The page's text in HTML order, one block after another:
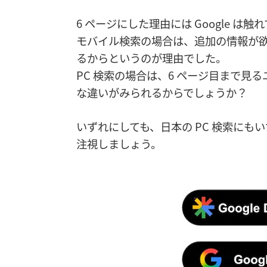
6 ページにした理由には Google は触
モバイル検索の場合は、追加の情報が
るからというのが理由でした。
PC 検索の場合は、6 ページ目まで見
な違いがみられるからでしょうか？
いずれにしても、日本の PC 検索にも
注視しましょう。